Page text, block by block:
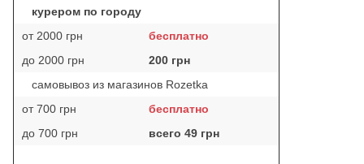
курером по городу
от 2000 грн
бесплатно
до 2000 грн
200 грн
самовывоз из магазинов Rozetka
от 700 грн
бесплатно
до 700 грн
всего 49 грн